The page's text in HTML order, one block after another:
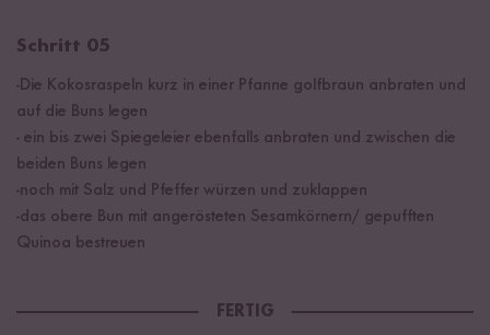
Schritt 05
-Die Kokosraspeln kurz in einer Pfanne golfbraun anbraten und
auf die Buns legen
- ein bis zwei Spiegeleier ebenfalls anbraten und zwischen die
beiden Buns legen
-noch mit Salz und Pfeffer würzen und zuklappen
-das obere Bun mit angerösteten Sesamkörnern/ gepufften
Quinoa bestreuen
FERTIG